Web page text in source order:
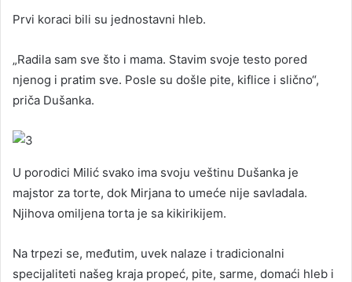
Prvi koraci bili su jednostavni hleb.
„Radila sam sve što i mama. Stavim svoje testo pored
njenog i pratim sve. Posle su došle pite, kiflice i slično“,
priča Dušanka.
U porodici Milić svako ima svoju veštinu Dušanka je
majstor za torte, dok Mirjana to umeće nije savladala.
Njihova omiljena torta je sa kikirikijem.
Na trpezi se, međutim, uvek nalaze i tradicionalni
specijaliteti našeg kraja propeć, pite, sarme, domaći hleb i